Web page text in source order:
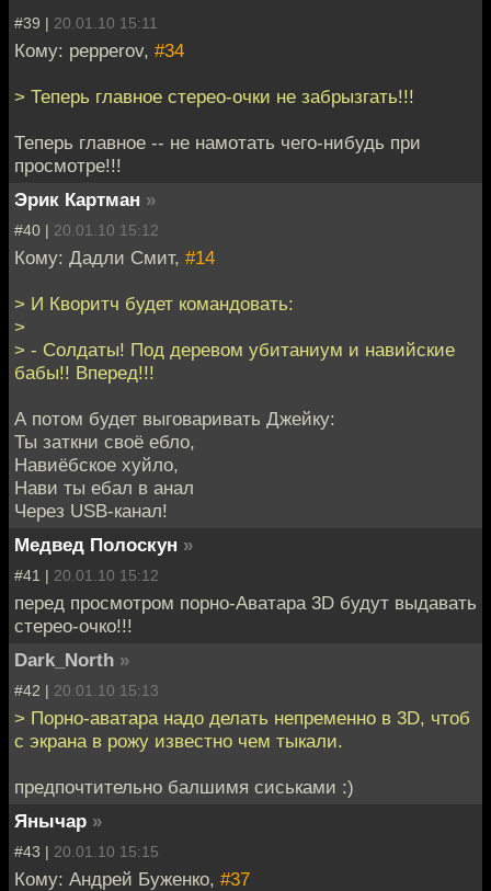
#39 | 20.01.10 15:11
Кому: pepperov, #34
> Теперь главное стерео-очки не забрызгать!!!
Теперь главное -- не намотать чего-нибудь при
просмотре!!!
Эрик Картман »
#40 | 20.01.10 15:12
Кому: Дадли Смит, #14
> И Кворитч будет командовать:
>
> - Солдаты! Под деревом убитаниум и навийские
бабы!! Вперед!!!
А потом будет выговаривать Джейку:
Ты заткни своё ебло,
Навиёбское хуйло,
Нави ты ебал в анал
Через USB-канал!
Медвед Полоскун »
#41 | 20.01.10 15:12
перед просмотром порно-Аватара 3D будут выдавать
стерео-очко!!!
Dark_North »
#42 | 20.01.10 15:13
> Порно-аватара надо делать непременно в 3D, чтоб
с экрана в рожу известно чем тыкали.
предпочтительно балшимя сиськами :)
Янычар »
#43 | 20.01.10 15:15
Кому: Андрей Буженко, #37